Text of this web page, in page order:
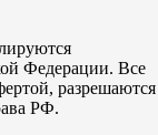
Федерации. Все
разрешаются
РФ.